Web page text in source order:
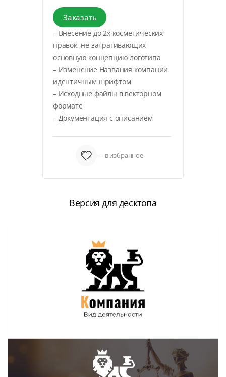
Заказать
– Внесение до 2х косметических
правок, не затрагивающих
основную концепцию логотипа
– Изменение Названия компании
идентичным шрифтом
– Исходные файлы в векторном
формате
– Документация с описанием
— в избранное
Версия для десктопа